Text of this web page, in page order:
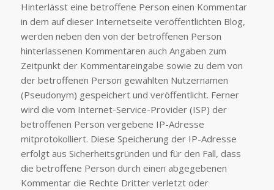
Hinterlässt eine betroffene Person einen Kommentar
in dem auf dieser Internetseite veröffentlichten Blog,
werden neben den von der betroffenen Person
hinterlassenen Kommentaren auch Angaben zum
Zeitpunkt der Kommentareingabe sowie zu dem von
der betroffenen Person gewählten Nutzernamen
(Pseudonym) gespeichert und veröffentlicht. Ferner
wird die vom Internet-Service-Provider (ISP) der
betroffenen Person vergebene IP-Adresse
mitprotokolliert. Diese Speicherung der IP-Adresse
erfolgt aus Sicherheitsgründen und für den Fall, dass
die betroffene Person durch einen abgegebenen
Kommentar die Rechte Dritter verletzt oder